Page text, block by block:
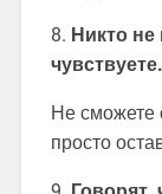
8. Никто
чувствуете.
Не сможете
просто